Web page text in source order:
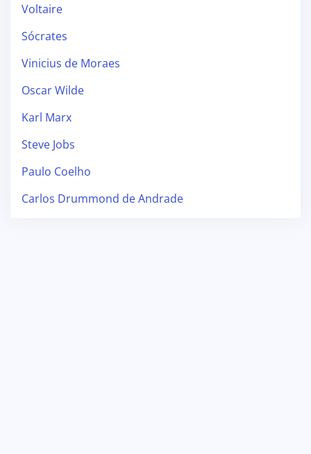
Voltaire
Sócrates
Vinicius de Moraes
Oscar Wilde
Karl Marx
Steve Jobs
Paulo Coelho
Carlos Drummond de Andrade